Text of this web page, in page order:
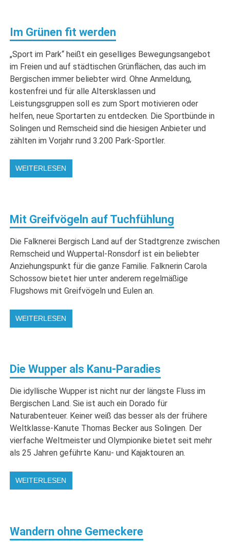
Im Grünen fit werden
„Sport im Park“ heißt ein geselliges Bewegungsangebot
im Freien und auf städtischen Grünflächen, das auch im
Bergischen immer beliebter wird. Ohne Anmeldung,
kostenfrei und für alle Altersklassen und
Leistungsgruppen soll es zum Sport motivieren oder
helfen, neue Sportarten zu entdecken. Die Sportbünde in
Solingen und Remscheid sind die hiesigen Anbieter und
zählten im Vorjahr rund 3.200 Park-Sportler.
WEITERLESEN
Mit Greifvögeln auf Tuchfühlung
Die Falknerei Bergisch Land auf der Stadtgrenze zwischen
Remscheid und Wuppertal-Ronsdorf ist ein beliebter
Anziehungspunkt für die ganze Familie. Falknerin Carola
Schossow bietet hier unter anderem regelmäßige
Flugshows mit Greifvögeln und Eulen an.
WEITERLESEN
Die Wupper als Kanu-Paradies
Die idyllische Wupper ist nicht nur der längste Fluss im
Bergischen Land. Sie ist auch ein Dorado für
Naturabenteuer. Keiner weiß das besser als der frühere
Weltklasse-Kanute Thomas Becker aus Solingen. Der
vierfache Weltmeister und Olympionike bietet seit mehr
als 25 Jahren geführte Kanu- und Kajaktouren an.
WEITERLESEN
Wandern ohne Gemeckere